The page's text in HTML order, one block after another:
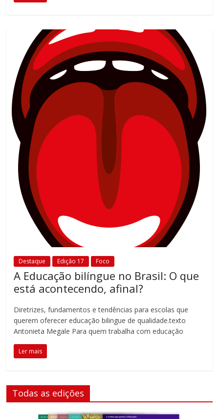
Destaque Edição 17 Foco
A Educação bilíngue no Brasil: O que
está acontecendo, afinal?
Diretrizes, fundamentos e tendências para escolas que
querem oferecer educação bilingue de qualidade.texto
Antonieta Megale Para quem trabalha com educação
Ler mais
Todas as edições